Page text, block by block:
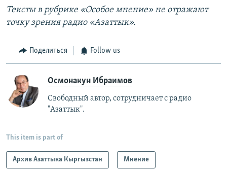
Тексты в рубрике «Особое мнение» не отражают
точку зрения радио «Азаттык».
Поделиться Follow us
Осмонакун Ибраимов
Свободный автор, сотрудничает с радио
"Азаттык".
This item is part of
Архив Азаттыка Кыргызстан Мнение